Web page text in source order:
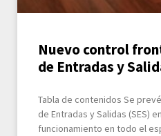
Nuevo control
de Entradas y
Tabla de contenidos Se
de Entradas y Salidas (SES)
funcionamiento en todo el